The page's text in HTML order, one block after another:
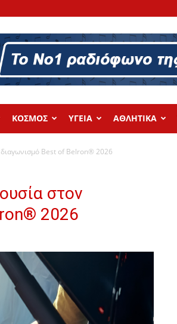
ΚΟΣΜΟΣ ΥΓΕΙΑ ΑΘΛΗΤΙΚΑ
Best of Belron® 2026
στον
2026